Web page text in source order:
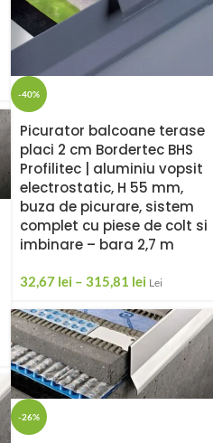
-40%
Picurator balcoane terase
placi 2 cm Bordertec BHS
Profilitec | aluminiu vopsit
electrostatic, H 55 mm,
buza de picurare, sistem
complet cu piese de colt si
imbinare – bara 2,7 m
32,67 lei – 315,81 lei Lei
-26%